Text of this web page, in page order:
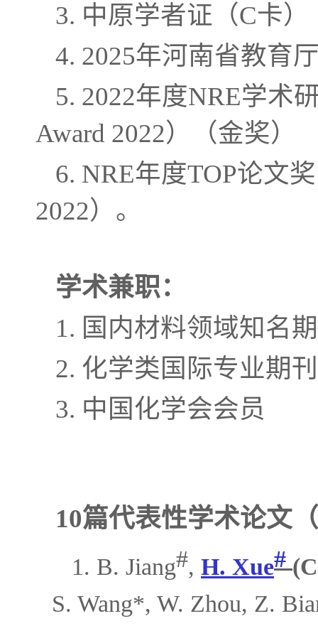
3. 中原学者证（C卡）
4. 2025年河南省教育
5. 2022年度NRE学术
Award 2022）（金奖）
6. NRE年度TOP论文奖
2022）。
学术兼职：
1. 国内材料领域知名
2. 化学类国际专业期
3. 中国化学会会员
10篇代表性学术论文 （
1. B. Jiang#, H. Xue#
S. Wang*, W. Zhou, Z.